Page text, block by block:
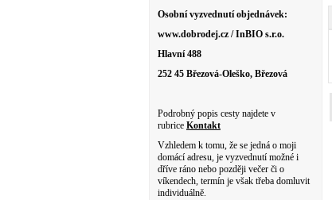
Osobní vyzvednutí objednávek:
www.dobrodej.cz / InBIO s.r.o.
Hlavní 488
252 45 Březová-Oleško, Březová
Podrobný popis cesty najdete v
rubrice Kontakt
Vzhledem k tomu, že se jedná o moji
domácí adresu, je vyzvednutí možné i
dříve ráno nebo později večer či o
víkendech, termín je však třeba domluvit
individuálně.